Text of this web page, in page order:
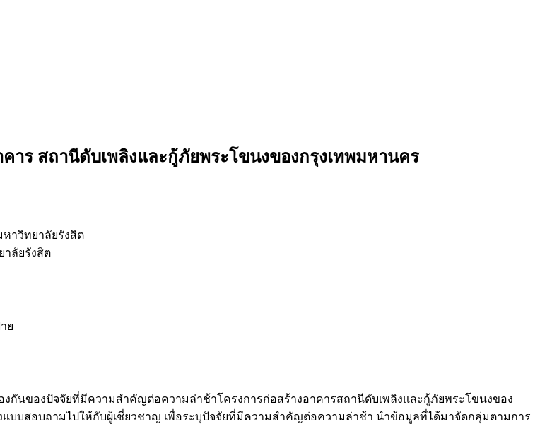
ร สถานีดับเพลิงและกู้ภัยพระโขนงของกรุงเทพมหานคร
าวิทยาลัยรังสิต
าลัยรังสิต
ย
กันของปัจจัยที่มีความสำคัญต่อความล่าช้าโครงการก่อสร้างอาคารสถานีดับเพลิงและกู้ภัยพระโขนงของ
บบสอบถามไปให้กับผู้เชี่ยวชาญ เพื่อระบุปัจจัยที่มีความสำคัญต่อความล่าช้า นำข้อมูลที่ได้มาจัดกลุ่มตามการ